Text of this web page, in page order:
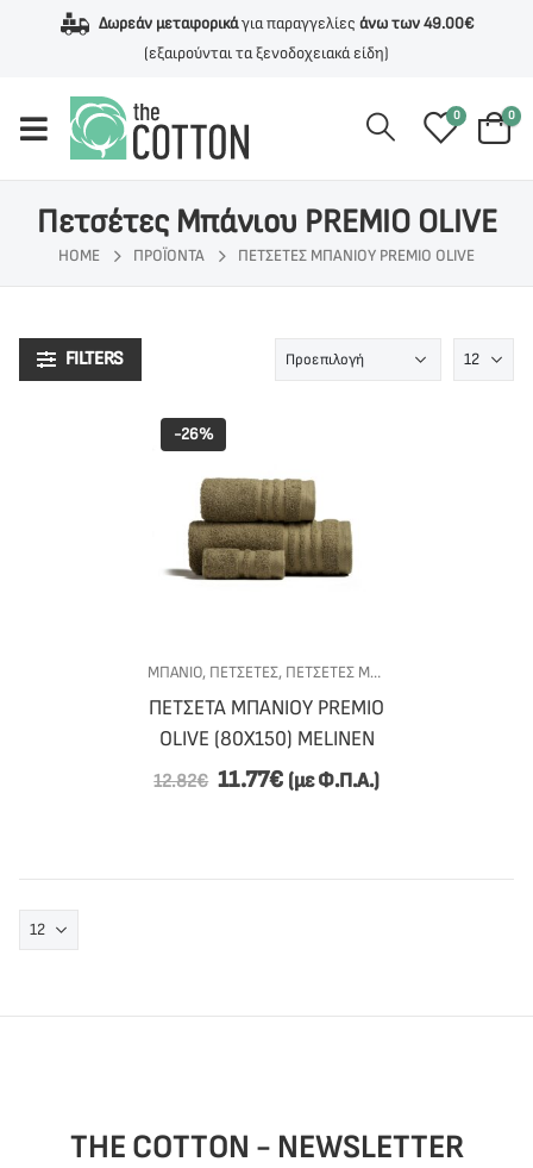
Δωρεάν μεταφορικάγια παραγγελίες άνω των 49.00€
(εξαιρούνται τα ξενοδοχειακά είδη)
0 0
Πετσέτες Μπάνιου PREMIO OLIVE
HOME ΠΡΟΪΌΝΤΑ ΠΕΤΣΈΤΕΣ ΜΠΆΝΙΟΥ PREMIO OLIVE
FILTERS
-26%
ΜΠΑΝΙΟ, ΠΕΤΣΕΤΕΣ, ΠΕΤΣΈΤΕΣ ΜΠΆΝΙΟΥ
ΠΕΤΣΕΤΑ ΜΠΑΝΙΟΥ PREMIO
OLIVE (80X150) MELINEN
12.82€ 11.77€ (με Φ.Π.Α.)
THE COTTON - NEWSLETTER